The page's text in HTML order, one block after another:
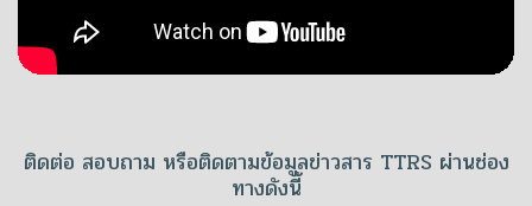
ติดต่อ สอบถาม หรือติดตามข้อมูลข่าวสาร TTRS ผ่านช่อง
ทางดังนี้